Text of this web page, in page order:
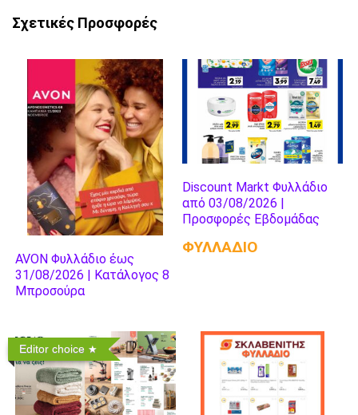
Σχετικές Προσφορές
AVON Φυλλάδιο έως
31/08/2026 | Κατάλογος 8
Μπροσούρα
Discount Markt Φυλλάδιο
από 03/08/2026 |
Προσφορές Εβδομάδας
ΦΥΛΛΑΔΙΟ
Editor choice